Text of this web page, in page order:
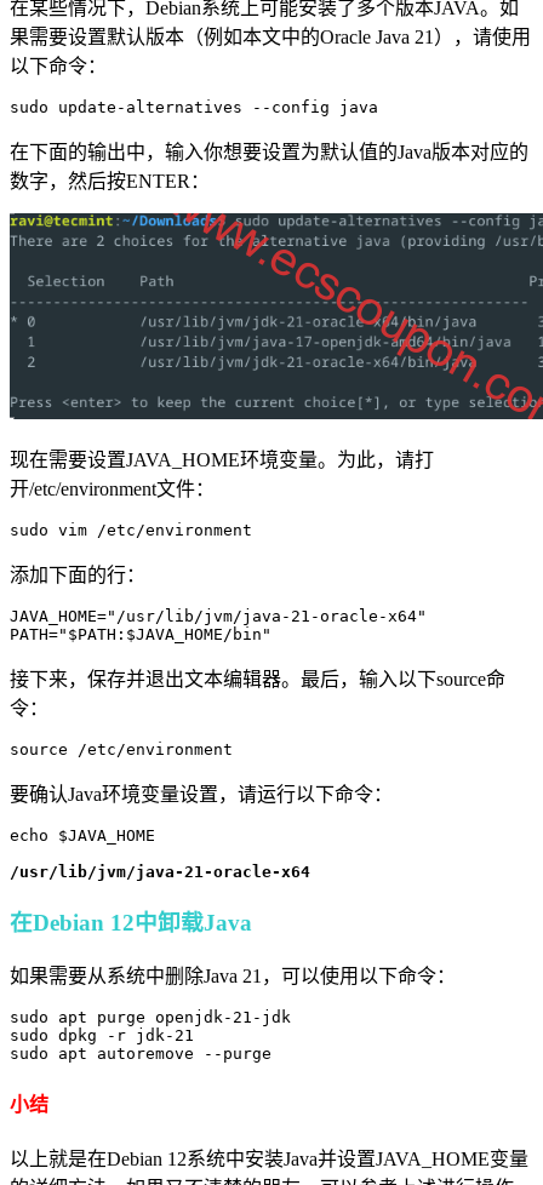
在某些情况下，Debian系统上可能安装了多个版本JAVA。如
果需要设置默认版本（例如本文中的Oracle Java 21），请使用
以下命令：
sudo update-alternatives --config java
在下面的输出中，输入你想要设置为默认值的Java版本对应的
数字，然后按ENTER：
现在需要设置JAVA_HOME环境变量。为此，请打
开/etc/environment文件：
sudo vim /etc/environment
添加下面的行：
JAVA_HOME="/usr/lib/jvm/java-21-oracle-x64"
PATH="$PATH:$JAVA_HOME/bin"
接下来，保存并退出文本编辑器。最后，输入以下source命
令：
source /etc/environment
要确认Java环境变量设置，请运行以下命令：
echo $JAVA_HOME
/usr/lib/jvm/java-21-oracle-x64
在Debian 12中卸载Java
如果需要从系统中删除Java 21，可以使用以下命令：
sudo apt purge openjdk-21-jdk
sudo dpkg -r jdk-21
sudo apt autoremove --purge
小结
以上就是在Debian 12系统中安装Java并设置JAVA_HOME变量